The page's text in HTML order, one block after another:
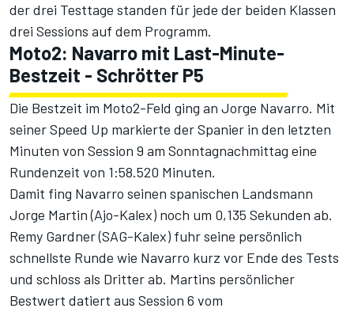
der drei Testtage standen für jede der beiden Klassen
drei Sessions auf dem Programm.
Moto2: Navarro mit Last-Minute-
Bestzeit - Schrötter P5
Die Bestzeit im Moto2-Feld ging an Jorge Navarro. Mit
seiner Speed Up markierte der Spanier in den letzten
Minuten von Session 9 am Sonntagnachmittag eine
Rundenzeit von 1:58.520 Minuten.
Damit fing Navarro seinen spanischen Landsmann
Jorge Martin (Ajo-Kalex) noch um 0,135 Sekunden ab.
Remy Gardner (SAG-Kalex) fuhr seine persönlich
schnellste Runde wie Navarro kurz vor Ende des Tests
und schloss als Dritter ab. Martins persönlicher
Bestwert datiert aus Session 6 vom